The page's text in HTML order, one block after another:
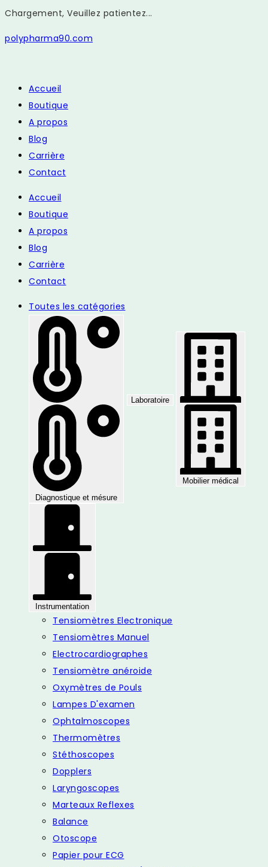
Chargement, Veuillez patientez...
Skip
polypharma90.com
Accueil
Boutique
A propos
Blog
Carrière
Contact
Accueil
Boutique
A propos
Blog
Carrière
Contact
Toutes les catégories
Diagnostique et mésure
Laboratoire
Mobilier médical
Instrumentation
Tensiomètres Electronique
Tensiomètres Manuel
Electrocardiographes
Tensiomètre anéroide
Oxymètres de Pouls
Lampes D'examen
Ophtalmoscopes
Thermomètres
Stéthoscopes
Dopplers
Laryngoscopes
Marteaux Reflexes
Balance
Otoscope
Papier pour ECG